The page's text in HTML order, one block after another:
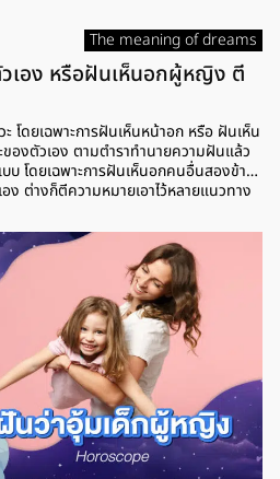
The meaning of dreams
เอง หรือฝันเห็นอกผู้หญิง ตี
โดยเฉพาะการฝันเห็นหน้าอก หรือ ฝันเห็น
งตัวเอง ตามตำราทำนายความฝันแล้ว
บบ โดยเฉพาะการฝันเห็นอกคนอื่นสองข้าง
ง ต่างก็ตีความหมายเอาไว้หลายแนวทาง
นายความฝันแล้ว หมายถึงอะไรบ้าง ฝัน
นหน้าอกหรือนม ตามตำราทำนายความ
าจากการเสี่ยงโชค หรือลาภลอยที่มาจาก
การเจอคนใหม่ๆ ในช่วงนี้ หรือเพื่อนจาก
ระเภทหน้าอย่างลับหลังอย่าง หรือคนที่
นเห็นหน้าอกตัวเอง 2 ข้าง แล้วเป็นช่วงที่
นช่วงมหาเสน่ห์ มีคนเข้ามาสนใจคุณหลาย
การฝันว่าเห็นนมตัวเอง 1 ข้าง อาจจะ
ทำนายฝันแล้ว จะหมายถึง การเจอกับ
ดี เป็นช่วงที่จะได้เจอมิตรหรือสังคมใหม่ๆ
จะดีสำหรับการผูกมิตรกับคนต่างเพศ และ
งอดทนและใช้คำพูดให้เป็น แล้วจะทำให้ได้
มควรกว่าจะตกลงกันได้ลงตัว เลขเด็ด